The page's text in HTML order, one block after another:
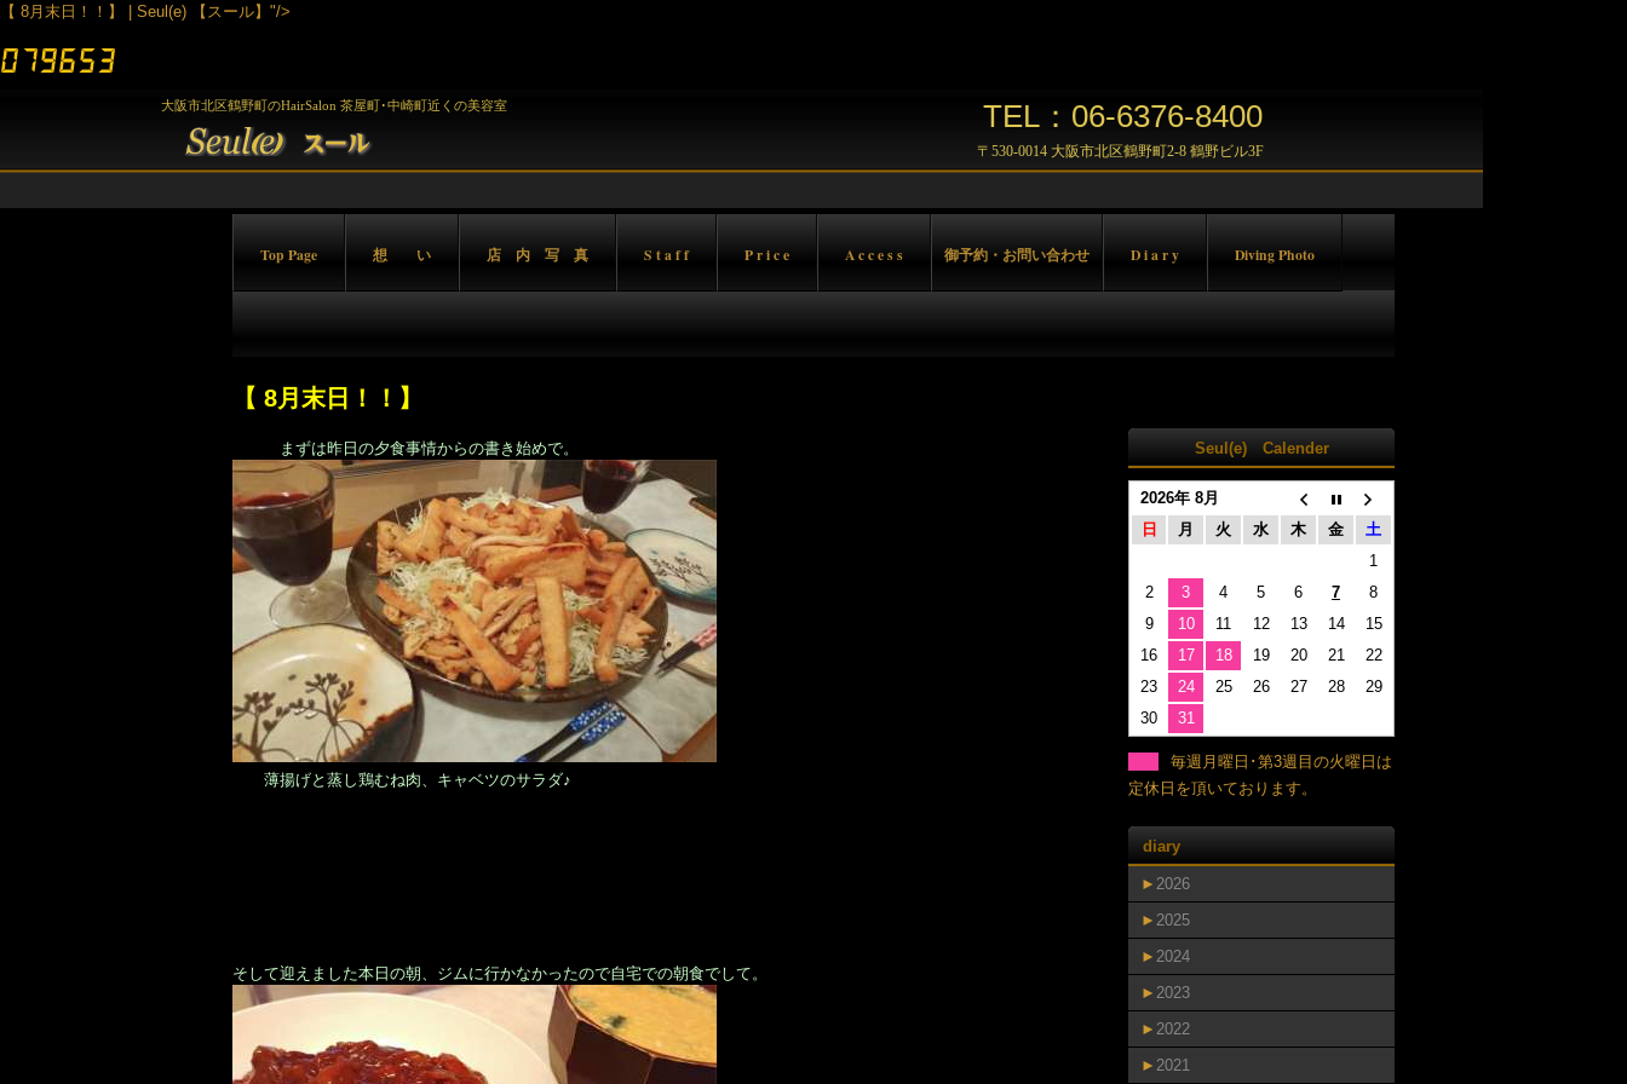
【 8月末日！！】 | Seul(e) 【スール】"/>
大阪市北区鶴野町のHairSalon 茶屋町･中崎町近くの美容室 TEL：06-6376-8400
〒530-0014 大阪市北区鶴野町2-8 鶴野ビル3F
Top Page 想 い 店 内 写 真 S t a f f P r i c e A c c e s s 御予約・お問い合わせ D i a r y Diving Photo
【 8月末日！！】
まずは昨日の夕食事情からの書き始めで。
薄揚げと蒸し鶏むね肉、キャベツのサラダ♪
そして迎えました本日の朝、ジムに行かなかったので自宅での朝食でして。
Seul(e) Calender
2026年 8月
日
月 火 水 木 金
土
1
2
3 4 5 6 7
8
9
10 11 12 13 14
15
16
17 18 19 20 21
22
23
24 25 26 27 28
29
30
31
毎週月曜日･第3週目の火曜日は
定休日を頂いております。
diary
► 2026
► 2025
► 2024
► 2023
► 2022
► 2021